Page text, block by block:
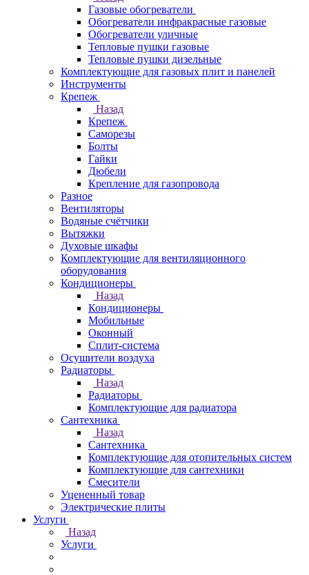
Газовые обогреватели
Обогреватели инфракрасные газовые
Обогреватели уличные
Тепловые пушки газовые
Тепловые пушки дизельные
Комплектующие для газовых плит и панелей
Инструменты
Крепеж
Назад
Крепеж
Саморезы
Болты
Гайки
Дюбели
Крепление для газопровода
Разное
Вентиляторы
Водяные счётчики
Вытяжки
Духовые шкафы
Комплектующие для вентиляционного
оборудования
Кондиционеры
Назад
Кондиционеры
Мобильные
Оконный
Сплит-система
Осушители воздуха
Радиаторы
Назад
Радиаторы
Комплектующие для радиатора
Сантехника
Назад
Сантехника
Комплектующие для отопительных систем
Комплектующие для сантехники
Смесители
Уцененный товар
Электрические плиты
Услуги
Назад
Услуги